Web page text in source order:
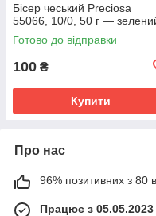
Бісер чеський Preciosa
55066, 10/0, 50 г —
Готово до відправки
100 ₴
Купити
Про нас
96% позитивних з 80
Працює з 05.05.2023